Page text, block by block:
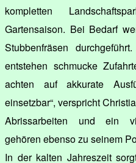
kompletten
Gartensaison. Bei Bedarf
Stubbenfräsen
entstehen schmucke
achten auf akkurate
einsetzbar“, verspricht
Abrissarbeiten und ein
gehören ebenso zu seinem
In der kalten Jahreszeit